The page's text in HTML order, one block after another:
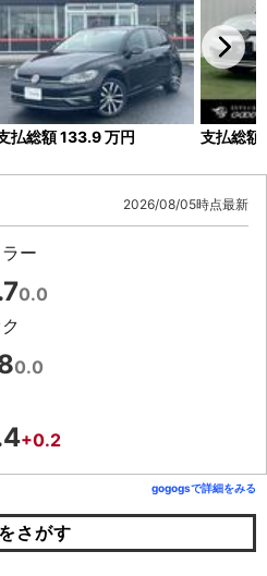
払総額133.9万円 支払総額
2026/08/05時点最新
ー
0.0
0.0
+0.2
gogogsで詳細をみる
さがす